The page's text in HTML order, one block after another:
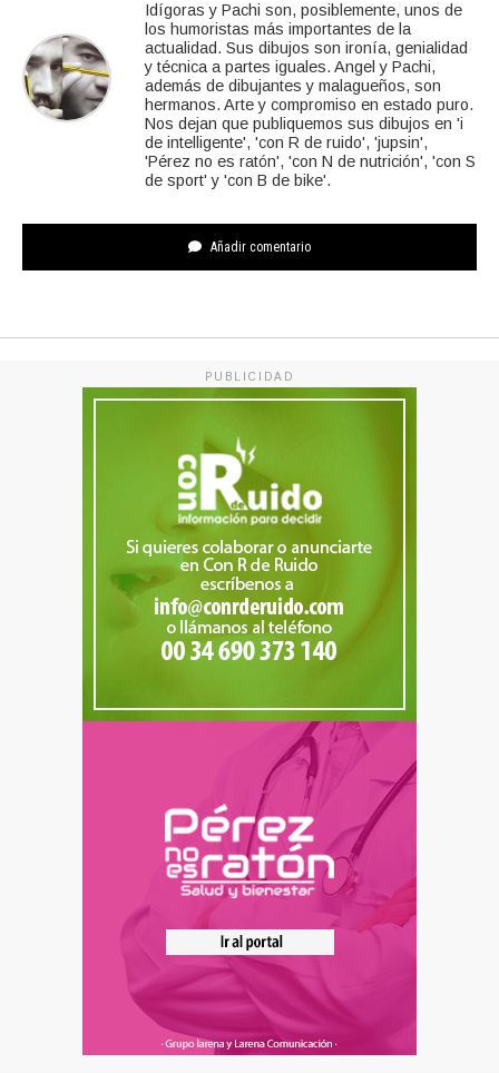
Idígoras y Pachi son, posiblemente, unos de
los humoristas más importantes de la
actualidad. Sus dibujos son ironía, genialidad
y técnica a partes iguales. Angel y Pachi,
además de dibujantes y malagueños, son
hermanos. Arte y compromiso en estado puro.
Nos dejan que publiquemos sus dibujos en 'i
de intelligente', 'con R de ruido', 'jupsin',
'Pérez no es ratón', 'con N de nutrición', 'con S
de sport' y 'con B de bike'.
Añadir comentario
PUBLICIDAD